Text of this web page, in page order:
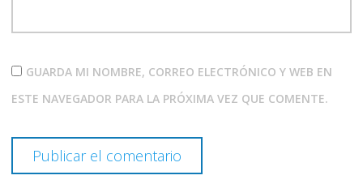
GUARDA MI NOMBRE, CORREO ELECTRÓNICO Y WEB EN
ESTE NAVEGADOR PARA LA PRÓXIMA VEZ QUE COMENTE.